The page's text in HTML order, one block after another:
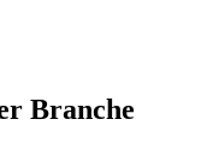
Branche